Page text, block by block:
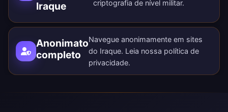
Iraque
criptografia de nível militar.
Anonimato
completo
Navegue anonimamente em sites
do Iraque. Leia nossa política de
privacidade.